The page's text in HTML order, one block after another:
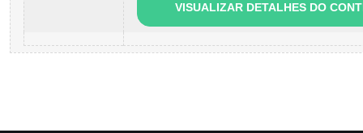
VISUALIZAR DETALHES DO